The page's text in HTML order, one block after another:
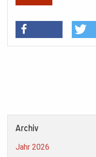
Archiv
Jahr 2026